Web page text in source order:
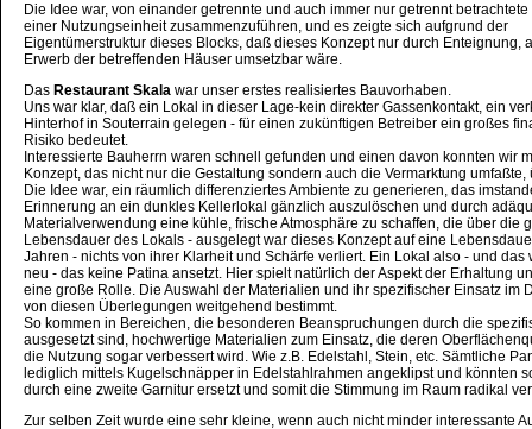
Die Idee war, von einander getrennte und auch immer nur getrennt betrachtete
einer Nutzungseinheit zusammenzuführen, und es zeigte sich aufgrund der
Eigentümerstruktur dieses Blocks, daß dieses Konzept nur durch Enteignung,
Erwerb der betreffenden Häuser umsetzbar wäre.
Das Restaurant Skala war unser erstes realisiertes Bauvorhaben.
Uns war klar, daß ein Lokal in dieser Lage-kein direkter Gassenkontakt, ein
Hinterhof in Souterrain gelegen - für einen zukünftigen Betreiber ein großes
Risiko bedeutet.
Interessierte Bauherrn waren schnell gefunden und einen davon konnten wir
Konzept, das nicht nur die Gestaltung sondern auch die Vermarktung umfaßte,
Die Idee war, ein räumlich differenziertes Ambiente zu generieren, das
Erinnerung an ein dunkles Kellerlokal gänzlich auszulöschen und durch
Materialverwendung eine kühle, frische Atmosphäre zu schaffen, die über die
Lebensdauer des Lokals - ausgelegt war dieses Konzept auf eine
Jahren - nichts von ihrer Klarheit und Schärfe verliert. Ein Lokal also - und das
neu - das keine Patina ansetzt. Hier spielt natürlich der Aspekt der Erhaltung
eine große Rolle. Die Auswahl der Materialien und ihr spezifischer Einsatz im
von diesen Überlegungen weitgehend bestimmt.
So kommen in Bereichen, die besonderen Beanspruchungen durch die
ausgesetzt sind, hochwertige Materialien zum Einsatz, die deren
die Nutzung sogar verbessert wird. Wie z.B. Edelstahl, Stein, etc. Sämtliche
lediglich mittels Kugelschnäpper in Edelstahlrahmen angeklipst und könnten
durch eine zweite Garnitur ersetzt und somit die Stimmung im Raum radikal
Zur selben Zeit wurde eine sehr kleine, wenn auch nicht minder interessante